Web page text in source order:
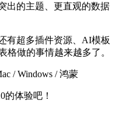
出的主题、更直观的数据
有超多插件资源、AI模板
格做的事情越来越多了。
/ Windows / 鸿蒙
体验吧！